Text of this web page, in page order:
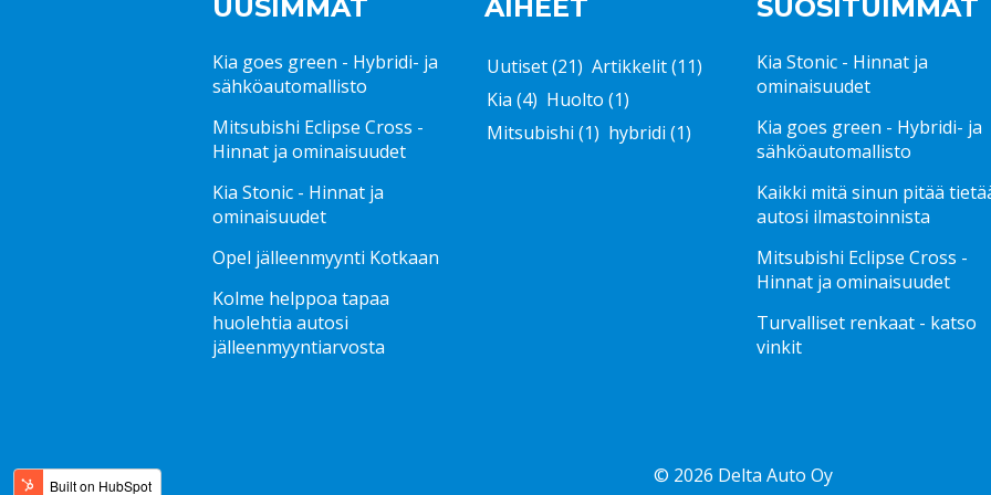
UUSIMMAT
Kia goes green - Hybridi- ja
sähköautomallisto
Mitsubishi Eclipse Cross -
Hinnat ja ominaisuudet
Kia Stonic - Hinnat ja
ominaisuudet
Opel jälleenmyynti Kotkaan
Kolme helppoa tapaa
huolehtia autosi
jälleenmyyntiarvosta
AIHEET
Uutiset(21) Artikkelit(11)
Kia(4) Huolto(1)
Mitsubishi(1) hybridi(1)
SUOSITUIMMAT
Kia Stonic - Hinnat ja
ominaisuudet
Kia goes green - Hybridi- ja
sähköautomallisto
Kaikki mitä sinun pitää
autosi ilmastoinnista
Mitsubishi Eclipse Cross -
Hinnat ja ominaisuudet
Turvalliset renkaat - katso
vinkit
© 2026 Delta Auto Oy